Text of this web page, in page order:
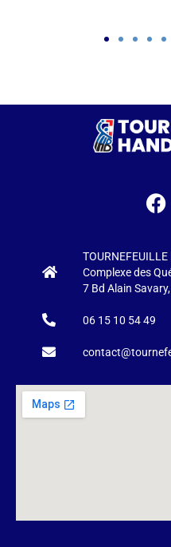
TOURNEFEUILLE
Complexe des
7 Bd Alain
06 15 10 54 49